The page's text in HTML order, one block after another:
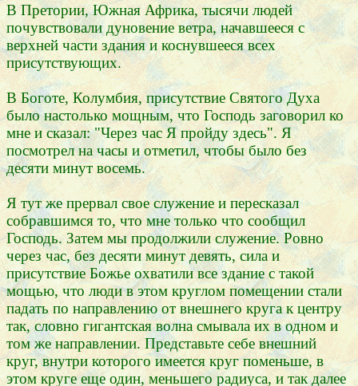
В Претории, Южная Африка, тысячи людей
почувствовали дуновение ветра, начавшееся с
верхней части здания и коснувшееся всех
присутствующих.
В Боготе, Колумбия, присутствие Святого Духа
было настолько мощным, что Господь заговорил ко
мне и сказал: "Через час Я пройду здесь". Я
посмотрел на часы и отметил, чтобы было без
десяти минут восемь.
Я тут же прервал свое служение и пересказал
собравшимся то, что мне только что сообщил
Господь. Затем мы продолжили служение. Ровно
через час, без десяти минут девять, сила и
присутствие Божье охватили все здание с такой
мощью, что люди в этом круглом помещении стали
падать по направлению от внешнего круга к центру
так, словно гигантская волна смывала их в одном и
том же направлении. Представьте себе внешний
круг, внутри которого имеется круг поменьше, в
этом круге еще один, меньшего радиуса, и так далее